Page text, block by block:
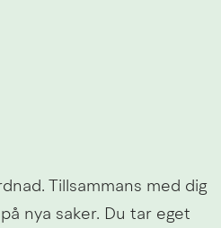
Tillsammans med dig
nya saker. Du tar eget